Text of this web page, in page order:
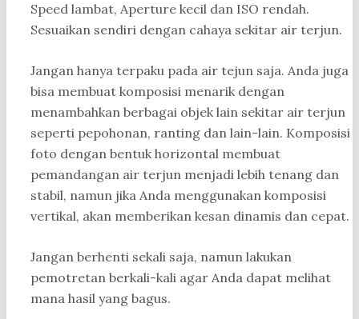
Speed lambat, Aperture kecil dan ISO rendah.
Sesuaikan sendiri dengan cahaya sekitar air terjun.
Jangan hanya terpaku pada air tejun saja. Anda juga
bisa membuat komposisi menarik dengan
menambahkan berbagai objek lain sekitar air terjun
seperti pepohonan, ranting dan lain-lain. Komposisi
foto dengan bentuk horizontal membuat
pemandangan air terjun menjadi lebih tenang dan
stabil, namun jika Anda menggunakan komposisi
vertikal, akan memberikan kesan dinamis dan cepat.
Jangan berhenti sekali saja, namun lakukan
pemotretan berkali-kali agar Anda dapat melihat
mana hasil yang bagus.